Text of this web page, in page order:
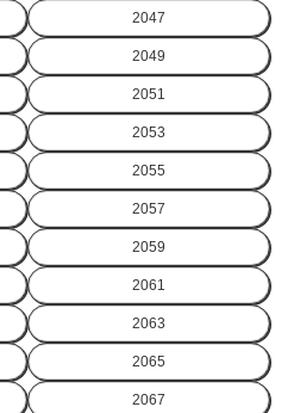
2047
2049
2051
2053
2055
2057
2059
2061
2063
2065
2067